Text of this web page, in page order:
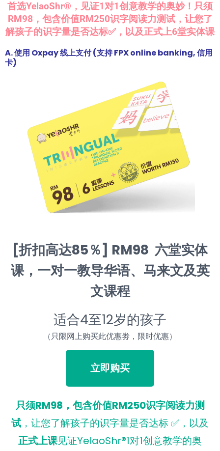
首选YelaoShr®，见证1对1创意教学的奥妙！只须
RM98，包含价值RM250识字阅读力测试，让您了
解孩子的识字量是否达标✅，以及正式上6堂实体课
A. 使用 Oxpay 线上支付 (支持 FPX online banking, 信用
卡)
[折扣高达85％] RM98 六堂实体
课，一对一教导华语、马来文及英
文课程
适合4至12岁的孩子
（只限网上购买此优惠劵，限时优惠）
立即购买
只须RM98，包含价值RM250识字阅读力测
试 ，让您了解孩子的识字量是否达标 ✅，以及
正式上课见证YelaoShr®1对1创意教学的奥